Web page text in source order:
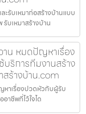
รับเหมาก่อสร้างบ้านแบบ
บเหมาสร้างบ้าน
าน หมดปัญหาเรื่อง
บริการทีมงานสร้าง
สร้างบ้าน.com
หาเรื่องปวดหัวกับผู้รับ
าชีพที่ไว้ใจได